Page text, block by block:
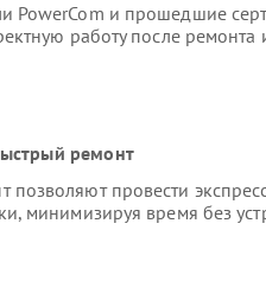
PowerCom и прошедшие
работу после
ремонт
провести
минимизируя время без